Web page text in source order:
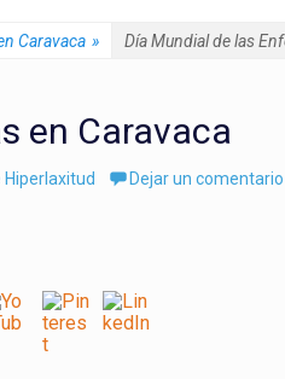
Caravaca » Día Mundial de las
en Caravaca
Hiperlaxitud Dejar un comentario